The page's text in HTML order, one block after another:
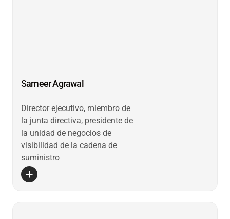
Sameer Agrawal
Director ejecutivo, miembro de
la junta directiva, presidente de
la unidad de negocios de
visibilidad de la cadena de
suministro